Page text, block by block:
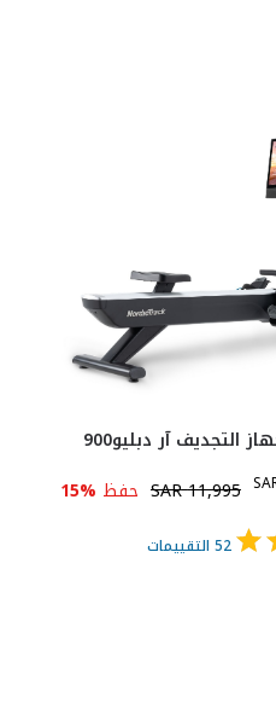
التجديف آر دبليو900
SAR11,995 حفظ 15%
52 التقييمات